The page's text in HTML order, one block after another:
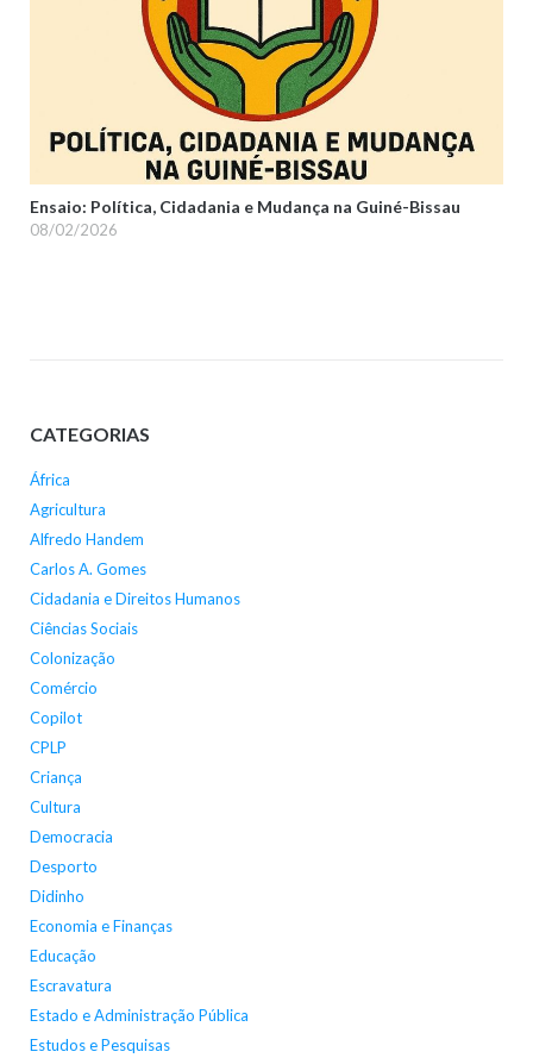
Ensaio: Política, Cidadania e Mudança na Guiné-Bissau
08/02/2026
CATEGORIAS
África
Agricultura
Alfredo Handem
Carlos A. Gomes
Cidadania e Direitos Humanos
Ciências Sociais
Colonização
Comércio
Copilot
CPLP
Criança
Cultura
Democracia
Desporto
Didinho
Economia e Finanças
Educação
Escravatura
Estado e Administração Pública
Estudos e Pesquisas